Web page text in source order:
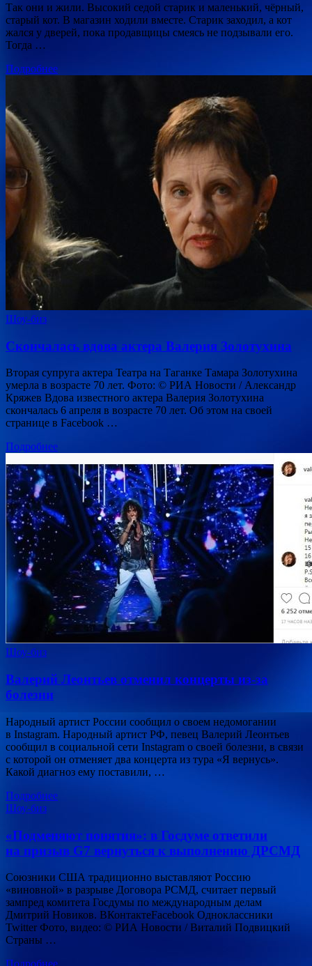
Так они и жили. Высокий седой старик и маленький, чёрный,
старый кот. В магазин ходили вместе. Старик заходил, а кот
жался у дверей, пока продавщицы смеясь не подзывали его.
Тогда …
Подробнее
Шоу-биз
Скончалась вдова актера Валерия Золотухина
Вторая супруга актера Театра на Таганке Тамара Золотухина
умерла в возрасте 70 лет. Фото: © РИА Новости / Александр
Кряжев Вдова известного актера Валерия Золотухина
скончалась 6 апреля в возрасте 70 лет. Об этом на своей
странице в Facebook …
Подробнее
Шоу-биз
Валерий Леонтьев отменил концерты из-за
болезни
Народный артист России сообщил о своем недомогании
в Instagram. Народный артист РФ, певец Валерий Леонтьев
сообщил в социальной сети Instagram о своей болезни, в связи
с которой он отменяет два концерта из тура «Я вернусь».
Какой диагноз ему поставили, …
Подробнее
Шоу-биз
«Подменяют понятия»: в Госдуме ответили
на призыв G7 вернуться к выполнению ДРСМД
Союзники США традиционно выставляют Россию
«виновной» в разрыве Договора РСМД, считает первый
зампред комитета Госдумы по международным делам
Дмитрий Новиков. ВКонтактеFacebook Одноклассники
Twitter Фото, видео: © РИА Новости / Виталий Подвицкий
Страны …